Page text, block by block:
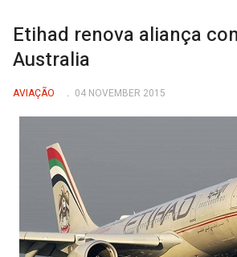
Etihad renova aliança
Australia
AVIAÇÃO 04 NOVEMBER 2015